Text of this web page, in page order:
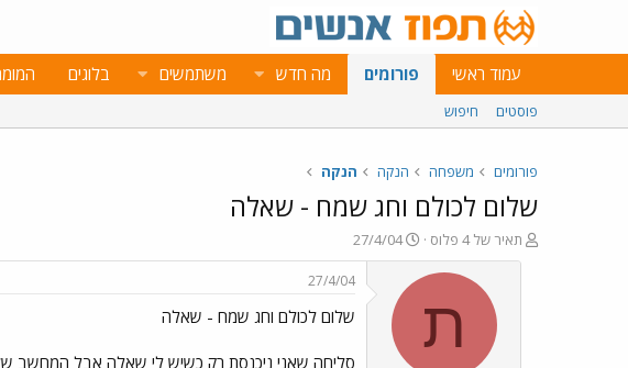
עמוד ראשי פורומים מה חדש משתמשים בלוגים
פוסטים חיפוש
פורומים משפחה הנקה הנקה
שלום לכולם וחג שמח - שאלה
פ
ו
תאיר של 4 פלוס
פ
ו
ס
ת
27/4/04
ת
27/4/04
שלום לכולם וחג שמח - שאלה